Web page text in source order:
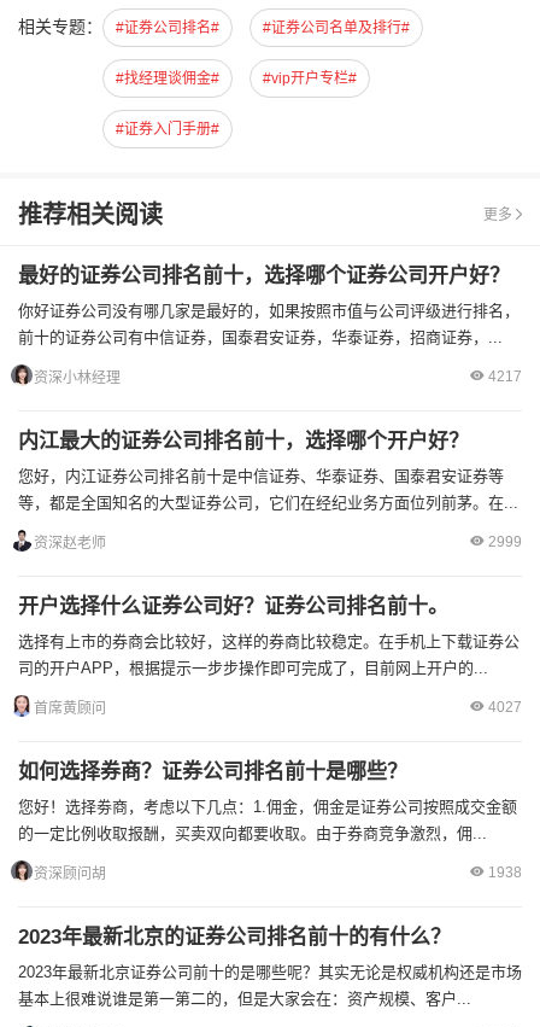
相关专题： #证券公司排名# #证券公司名单及排行#
#找经理谈佣金# #vip开户专栏#
#证券入门手册#
推荐相关阅读 更多
最好的证券公司排名前十，选择哪个证券公司开户好？
你好证券公司没有哪几家是最好的，如果按照市值与公司评级进行排名，
前十的证券公司有中信证券，国泰君安证券，华泰证券，招商证券，...
资深小林经理 4217
内江最大的证券公司排名前十，选择哪个开户好？
您好，内江证券公司排名前十是中信证券、华泰证券、国泰君安证券等
等，都是全国知名的大型证券公司，它们在经纪业务方面位列前茅。在...
资深赵老师 2999
开户选择什么证券公司好？证券公司排名前十。
选择有上市的券商会比较好，这样的券商比较稳定。在手机上下载证券公
司的开户APP，根据提示一步步操作即可完成了，目前网上开户的...
首席黄顾问 4027
如何选择券商？证券公司排名前十是哪些？
您好！选择劵商，考虑以下几点：1.佣金，佣金是证券公司按照成交金额
的一定比例收取报酬，买卖双向都要收取。由于券商竞争激烈，佣...
资深顾问胡 1938
2023年最新北京的证券公司排名前十的有什么？
2023年最新北京证券公司前十的是哪些呢？其实无论是权威机构还是市场
基本上很难说谁是第一第二的，但是大家会在：资产规模、客户...